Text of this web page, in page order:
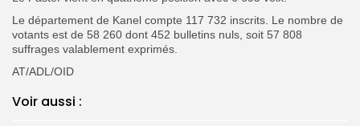
Le département de Kanel compte 117 732 inscrits. Le nombre de
votants est de 58 260 dont 452 bulletins nuls, soit 57 808
suffrages valablement exprimés.
AT/ADL/OID
Voir aussi :